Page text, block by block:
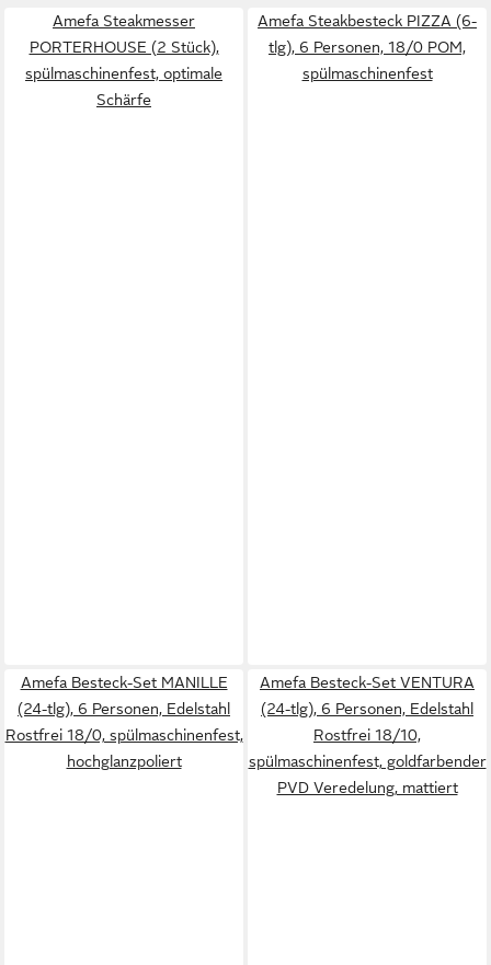
Amefa Steakmesser
PORTERHOUSE (2 Stück),
spülmaschinenfest, optimale
Schärfe
Amefa Steakbesteck PIZZA (6-
tlg), 6 Personen, 18/0 POM,
spülmaschinenfest
Amefa Besteck-Set MANILLE
(24-tlg), 6 Personen, Edelstahl
Rostfrei 18/0, spülmaschinenfest,
hochglanzpoliert
Amefa Besteck-Set VENTURA
(24-tlg), 6 Personen, Edelstahl
Rostfrei 18/10,
spülmaschinenfest, goldfarbender
PVD Veredelung, mattiert